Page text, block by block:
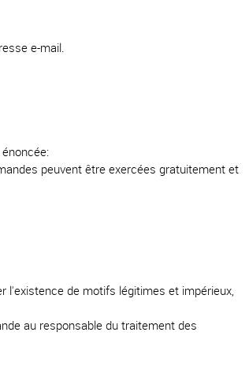
e-mail.
peuvent être exercées gratuitement et
l'existence de motifs légitimes et impérieux,
au responsable du traitement des